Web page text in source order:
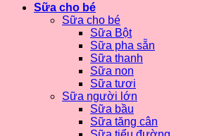
Sữa cho bé
Sữa cho bé
Sữa Bột
Sữa pha sẵn
Sữa thanh
Sữa non
Sữa tươi
Sữa người lớn
Sữa bầu
Sữa tăng cân